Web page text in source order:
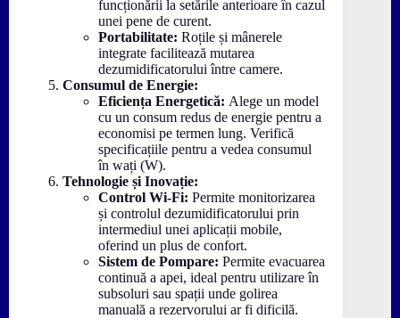
funcționării la setările anterioare în cazul
unei pene de curent.
Portabilitate: Roțile și mânerele
integrate facilitează mutarea
dezumidificatorului între camere.
Consumul de Energie:
Eficiența Energetică: Alege un model
cu un consum redus de energie pentru a
economisi pe termen lung. Verifică
specificațiile pentru a vedea consumul
în wați (W).
Tehnologie și Inovație:
Control Wi-Fi: Permite monitorizarea
și controlul dezumidificatorului prin
intermediul unei aplicații mobile,
oferind un plus de confort.
Sistem de Pompare: Permite evacuarea
continuă a apei, ideal pentru utilizare în
subsoluri sau spații unde golirea
manuală a rezervorului ar fi dificilă.